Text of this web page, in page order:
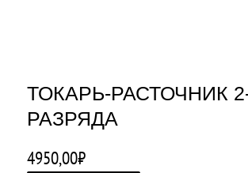
ТОКАРЬ-РАСТОЧНИК
РАЗРЯДА
4950,00₽